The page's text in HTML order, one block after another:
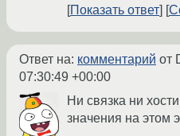
Показать ответ
Ответ на: комментарий от
07:30:49 +00:00
Ни связка ни
значения на этом